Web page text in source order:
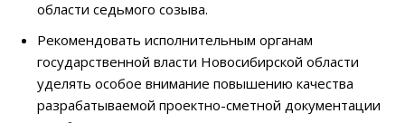
области седьмого созыва.
Рекомендовать исполнительным органам
государственной власти Новосибирской области
уделять особое внимание повышению качества
разрабатываемой проектно-сметной документации